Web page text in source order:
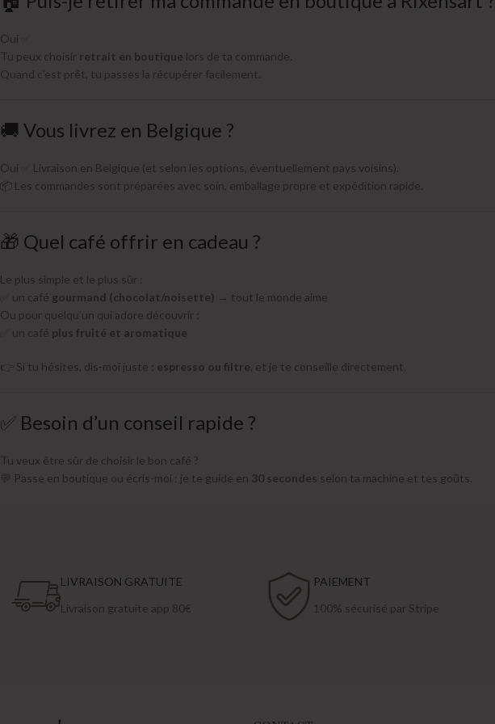
Oui ✅
Tu peux choisir retrait en boutique lors de ta commande.
Quand c’est prêt, tu passes la récupérer facilement.
🚚 Vous livrez en Belgique ?
Oui ✅ Livraison en Belgique (et selon les options, éventuellement pays voisins).
📦 Les commandes sont préparées avec soin, emballage propre et expédition rapide.
🎁 Quel café offrir en cadeau ?
Le plus simple et le plus sûr :
✅ un café gourmand (chocolat/noisette) → tout le monde aime
Ou pour quelqu’un qui adore découvrir :
✅ un café plus fruité et aromatique
👉 Si tu hésites, dis-moi juste : espresso ou filtre , et je te conseille directement.
✅ Besoin d’un conseil rapide ?
Tu veux être sûr de choisir le bon café ?
💬 Passe en boutique ou écris-moi : je te guide en 30 secondes selon ta machine et tes goûts.
LIVRAISON GRATUITE
Livraison gratuite app 80€
PAIEMENT
100% sécurisé par Stripe